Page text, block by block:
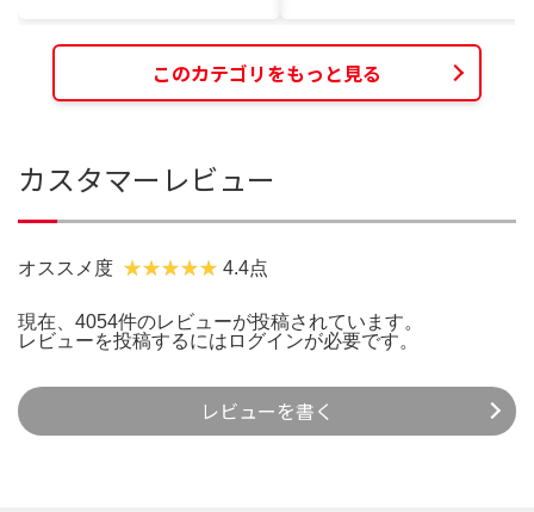
このカテゴリをもっと見る
カスタマーレビュー
オススメ度 4.4点
現在、4054件のレビューが投稿されています。
レビューを投稿するには ログインが必要です。
レビューを書く